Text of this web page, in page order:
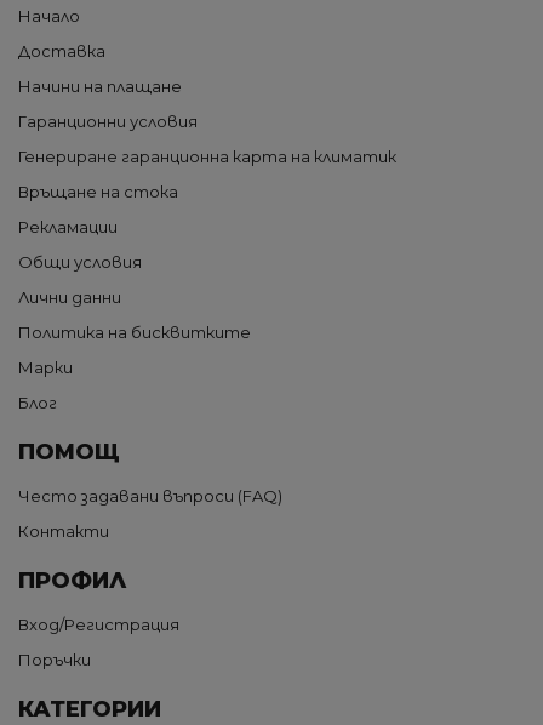
Начало
Доставка
Начини на плащане
Гаранционни условия
Генериране гаранционна карта на климатик
Връщане на стока
Рекламации
Общи условия
Лични данни
Политика на бисквитките
Марки
Блог
ПОМОЩ
Често задавани въпроси (FAQ)
Контакти
ПРОФИЛ
Вход/Регистрация
Поръчки
КАТЕГОРИИ